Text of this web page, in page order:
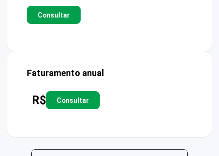
Consultar
Faturamento anual
R$ Consultar